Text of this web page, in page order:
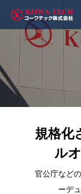
規格化
ル
官公庁など
ーデ